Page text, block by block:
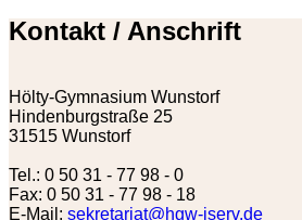
Kontakt / Anschrift
Hölty-Gymnasium Wunstorf
Hindenburgstraße 25
31515 Wunstorf
Tel.: 0 50 31 - 77 98 - 0
Fax: 0 50 31 - 77 98 - 18
E-Mail: sekretariat@hgw-iserv.de